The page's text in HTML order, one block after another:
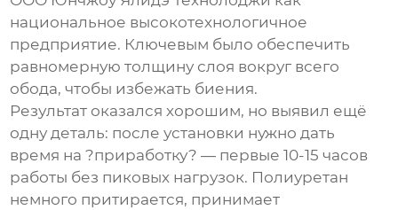
национальное высокотехнологичное
предприятие. Ключевым было обеспечить
равномерную толщину слоя вокруг всего
обода, чтобы избежать биения.
Результат оказался хорошим, но выявил ещё
одну деталь: после установки нужно дать
время на ?приработку? — первые 10-15 часов
работы без пиковых нагрузок. Полиуретан
немного притирается, принимает